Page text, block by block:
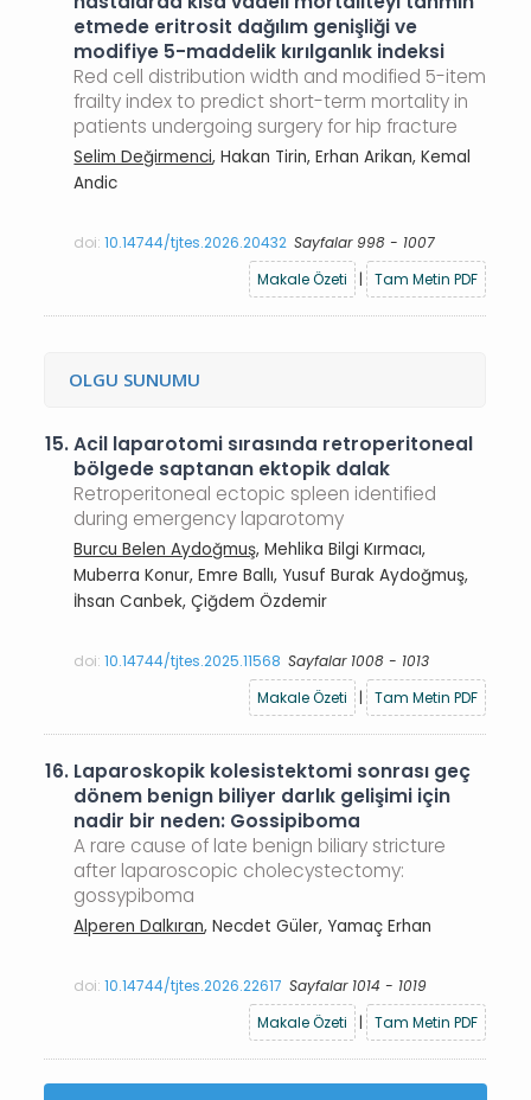
etmede eritrosit dağılım genişliği ve
modifiye 5-maddelik kırılganlık indeksi
Red cell distribution width and modified 5-item
frailty index to predict short-term mortality in
patients undergoing surgery for hip fracture
Selim Değirmenci, Hakan Tirin, Erhan Arikan, Kemal
Andic
doi:10.14744/tjtes.2026.20432 Sayfalar 998 - 1007
Makale Özeti
| Tam Metin PDF
OLGU SUNUMU
15.Acil laparotomi sırasında retroperitoneal
bölgede saptanan ektopik dalak
Retroperitoneal ectopic spleen identified
during emergency laparotomy
Burcu Belen Aydoğmuş, Mehlika Bilgi Kırmacı,
Muberra Konur, Emre Ballı, Yusuf Burak Aydoğmuş,
İhsan Canbek, Çiğdem Özdemir
doi:10.14744/tjtes.2025.11568 Sayfalar 1008 - 1013
Makale Özeti
| Tam Metin PDF
16. Laparoskopik kolesistektomi sonrası geç
dönem benign biliyer darlık gelişimi için
nadir bir neden: Gossipiboma
A rare cause of late benign biliary stricture
after laparoscopic cholecystectomy:
gossypiboma
Alperen Dalkıran, Necdet Güler, Yamaç Erhan
doi:10.14744/tjtes.2026.22617 Sayfalar 1014 - 1019
Makale Özeti
| Tam Metin PDF